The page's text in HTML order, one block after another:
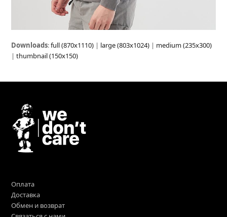
Downloads:full (870x1110) | large (803x1024) | medium (235x300)
|thumbnail (150x150)
Оплата
Доставка
Обмен и возврат